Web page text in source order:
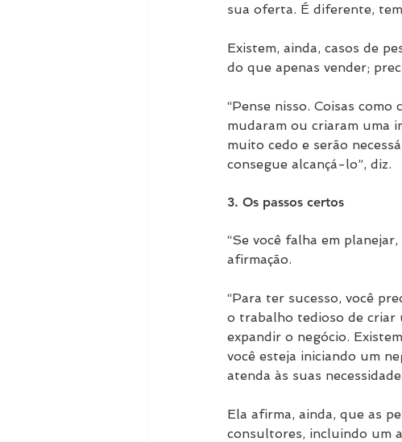
sua oferta. É diferente,
Existem, ainda, casos de
do que apenas vender;
“Pense nisso. Coisas
mudaram ou criaram uma
muito cedo e serão
consegue alcançá-lo”, diz.
3. Os passos certos
“Se você falha em
afirmação.
“Para ter sucesso, você
o trabalho tedioso de criar
expandir o negócio.
você esteja iniciando um
atenda às suas
Ela afirma, ainda, que as
consultores, incluindo um